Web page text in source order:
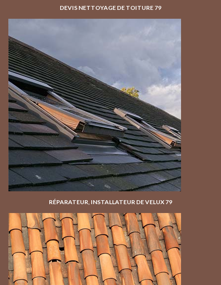
DEVIS NETTOYAGE DE TOITURE 79
RÉPARATEUR, INSTALLATEUR DE VELUX 79